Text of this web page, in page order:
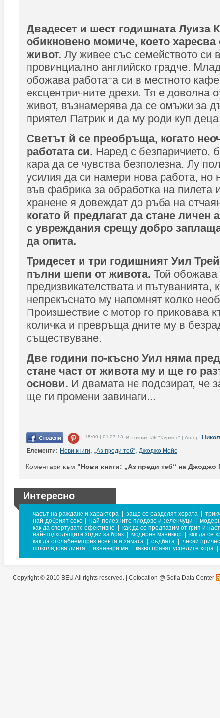
Двадесет и шест годишната Луиза
обикновено момиче, което
живот. Лу живее със семейството си
провинциално английско градче.
обожава работата си в местното
ексцентричните дрехи. Тя е доволна
живот, възнамерява да се омъжи за
приятел Патрик и да му роди куп
Светът й се преобръща, когато
работата си. Наред с безпаричието,
кара да се чувства безполезна. Лу
усилия да си намери нова работа, но
във фабрика за обработка на пилета
хранене я довеждат до ръба на
когато й предлагат да стане личен
с увреждания срещу добро
да опита.
Тридесет и три годишният Уил
пълни шепи от живота. Той обожава
предизвикателствата и пътуванията,
непрекъснато му напомнят колко
Произшествие с мотор го приковава
количка и превръща дните му в
съществуване.
Две години по-късно Уил няма
стане част от живота му и ще го
основи. И двамата не подозират, че
ще ги промени завинаги...
15:00 | 01-27-13 Източник: ИК "Хермес" | Автор: Никол
Елементи: Нови книги, „Аз преди теб“, Джоджо Мойс
Коментари към "Нови книги: „Аз преди теб“ на
Интересно
часът на раждане и характера защо се разделят хората
най-добрият секс
най-полезните плодове и зеленчуци
как да спортувате ефективно
как да се предпазим от грип и
най-подходящите зодии за брак
модерен маникюр
как да се
как да отслабнем през есента и зимата
съдбата
лесни
шоколадова диета
изневери ми какво правят успелите хора
Copyright © 2010 BEU All rights reserved. | Colocation @ Sofia Data Center